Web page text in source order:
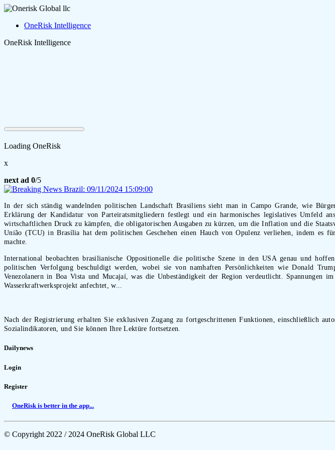
OneRisk Intelligence
OneRisk Intelligence
Loading OneRisk
x
next ad 0/5
In der sich ständig wandelnden politischen Landschaft Brasiliens sieht man in Campo Grande, wie
Erklärung der Kandidatur von Parteiratsmitgliedern festlegt und ein harmonisches legislatives
wirtschaftlichen Druck zu kämpfen, die obligatorischen Ausgaben zu kürzen, um die Inflation und die
União (TCU) in Brasília hat dem politischen Geschehen einen Hauch von Opulenz verliehen, indem es
machte.
International beobachten brasilianische Oppositionelle die politische Szene in den USA genau und
politischen Verfolgung beschuldigt werden, wobei sie von namhaften Persönlichkeiten wie Donald
Venezolanern in Boa Vista und Mucajaí, was die Unbeständigkeit der Region verdeutlicht. Spannungen
Wasserkraftwerksprojekt anfechtet, w...
Nach der Registrierung erhalten Sie exklusiven Zugang zu fortgeschrittenen Funktionen, einschließlich
Sozialindikatoren, und Sie können Ihre Lektüre fortsetzen.
Dailynews
Login
Register
OneRisk is better in the app...
© Copyright 2022 / 2024 OneRisk Global LLC